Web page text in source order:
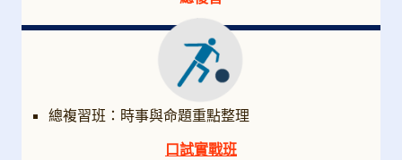
總複習班：時事與命題重點整理
口試實戰班